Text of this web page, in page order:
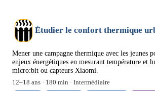
Étudier le confort thermique
Mener une campagne thermique avec les jeunes
enjeux énergétiques en mesurant température et
micro:bit ou capteurs Xiaomi.
12–18 ans · 180 min · Intermédiaire